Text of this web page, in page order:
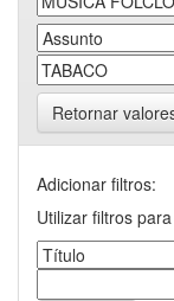
Retornar
Adicionar filtros:
Utilizar filtros